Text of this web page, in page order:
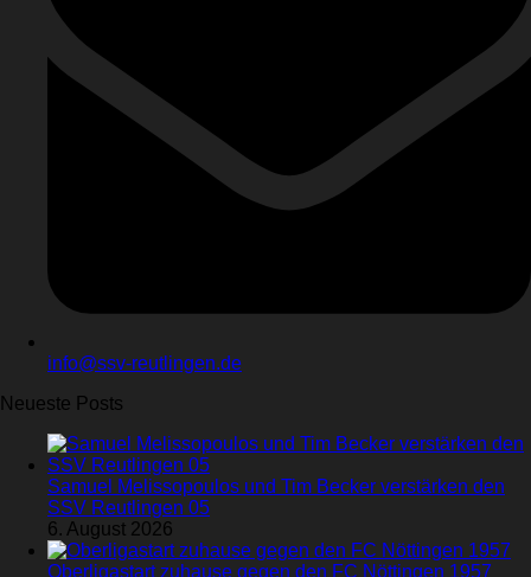
info@ssv-reutlingen.de
Neueste Posts
Samuel Melissopoulos und Tim Becker verstärken den
SSV Reutlingen 05
6. August 2026
Oberligastart zuhause gegen den FC Nöttingen 1957